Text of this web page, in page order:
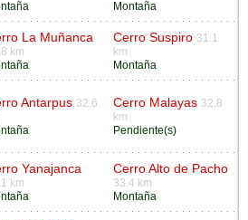
Montaña
La Muñanca
km
Cerro Suspiro 31.1
km
Montaña
Antarpus 32.6
Cerro Malayas 32.8
km
Pendiente(s)
Yanajanca
km
Cerro Alto de Pacho
33.4 km
Montaña